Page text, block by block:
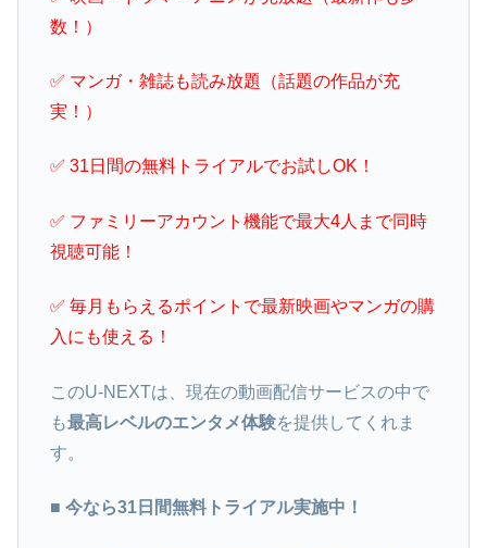
数！）
✅ マンガ・雑誌も読み放題（話題の作品が充
実！）
✅ 31日間の無料トライアルでお試しOK！
✅ ファミリーアカウント機能で最大4人まで同時
視聴可能！
✅ 毎月もらえるポイントで最新映画やマンガの購
入にも使える！
このU-NEXTは、現在の動画配信サービスの中で
も最高レベルのエンタメ体験を提供してくれま
す。
■ 今なら31日間無料トライアル実施中！